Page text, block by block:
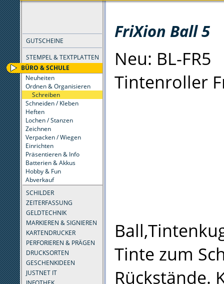
GUTSCHEINE
STEMPEL & TEXTPLATTEN
BÜRO & SCHULE
Neuheiten
Ordnen & Organisieren
Schreiben
Schneiden / Kleben
Heften
Lochen / Stanzen
Zeichnen
Verpacken / Wiegen
Einrichten
Präsentieren & Info
Batterien & Akkus
Hobby & Fun
Abverkauf
SCHILDER
ZEITERFASSUNG
GELDTECHNIK
MARKIEREN & SIGNIEREN
KARTENDRUCKER
PERFORIEREN & PRÄGEN
DRUCKSORTEN
GESCHENKIDEEN
JUSTNET IT
FriXion Ball 5
Neu: BL-FR5
Tintenroller
Tinte zum
Rückstände.